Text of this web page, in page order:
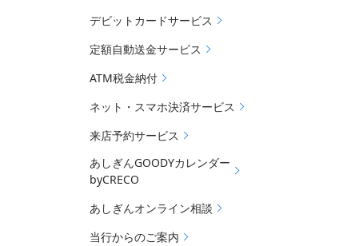
デビットカードサービス
定額自動送金サービス
ATM税金納付
ネット・スマホ決済サービス
来店予約サービス
あしぎんGOODYカレンダー
byCRECO
あしぎんオンライン相談
当行からのご案内